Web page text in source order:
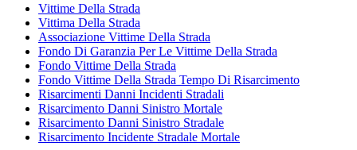
Vittime Della Strada
Vittima Della Strada
Associazione Vittime Della Strada
Fondo Di Garanzia Per Le Vittime Della Strada
Fondo Vittime Della Strada
Fondo Vittime Della Strada Tempo Di Risarcimento
Risarcimenti Danni Incidenti Stradali
Risarcimento Danni Sinistro Mortale
Risarcimento Danni Sinistro Stradale
Risarcimento Incidente Stradale Mortale